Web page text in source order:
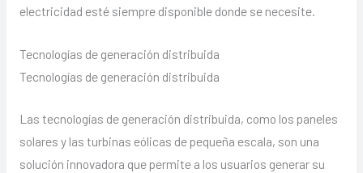
electricidad esté siempre disponible donde se necesite.
Tecnologías de generación distribuida
Tecnologías de generación distribuida
Las tecnologías de generación distribuida, como los paneles
solares y las turbinas eólicas de pequeña escala, son una
solución innovadora que permite a los usuarios generar su